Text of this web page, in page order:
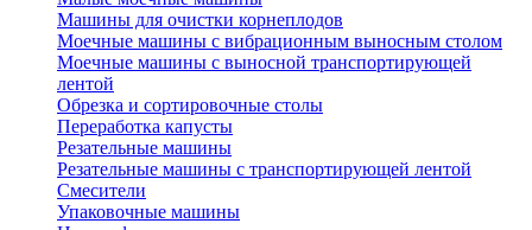
Машины для очистки корнеплодов
Моечные машины с вибрационным выносным столом
Моечные машины с выносной транспортирующей
лентой
Обрезка и сортировочные столы
Переработка капусты
Резательные машины
Резательные машины с транспортирующей лентой
Смесители
Упаковочные машины